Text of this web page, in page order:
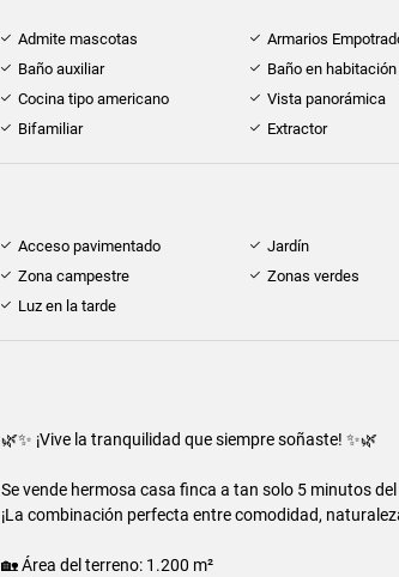
Admite mascotas Armarios
Baño auxiliar
Baño en habitación
Cocina tipo americano
Vista panorámica
Bifamiliar
Extractor
Acceso pavimentado Jardín
Zona campestre
Zonas verdes
Luz en la tarde
🌿✨ ¡Vive la tranquilidad que siempre soñaste! ✨🌿
Se vende hermosa casa finca a tan solo 5 minutos
¡La combinación perfecta entre comodidad,
🏡 Área del terreno: 1.200 m²